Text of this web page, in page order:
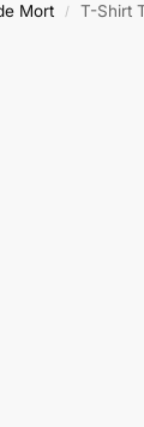
Mort / T-Shirt